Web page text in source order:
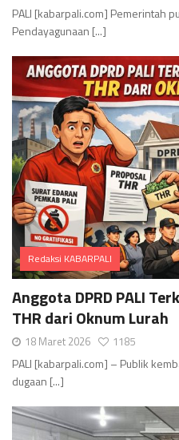
PALI [kabarpali.com] Pemerintah
Pendayagunaan [...]
Redaksi KABARPALI
Comments
Anggota DPRD PALI
THR dari Oknum Lurah
18 Maret 2026 1185
PALI [kabarpali.com] – Publik
dugaan [...]